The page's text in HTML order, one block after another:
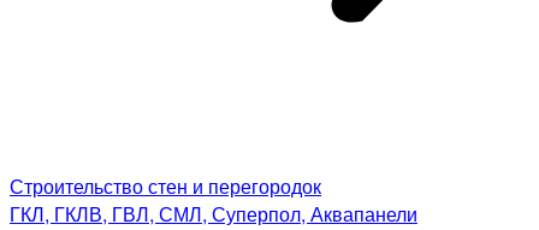
Строительство стен и перегородок
ГКЛ, ГКЛВ, ГВЛ, СМЛ, Суперпол, Аквапанели